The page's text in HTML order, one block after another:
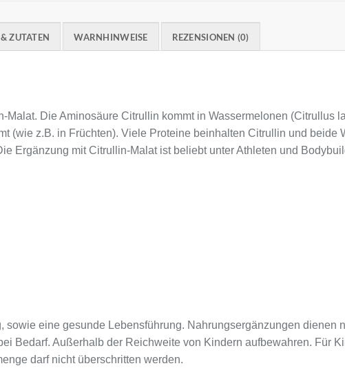
ZUTATEN WARNHINWEISE REZENSIONEN (0)
Die Aminosäure Citrullin kommt in Wassermelonen (Citrullus
(wie z.B. in Früchten). Viele Proteine beinhalten Citrullin und beide
Ergänzung mit Citrullin-Malat ist beliebt unter Athleten und
eine gesunde Lebensführung. Nahrungsergänzungen dienen
Bedarf. Außerhalb der Reichweite von Kindern aufbewahren. Für
darf nicht überschritten werden.